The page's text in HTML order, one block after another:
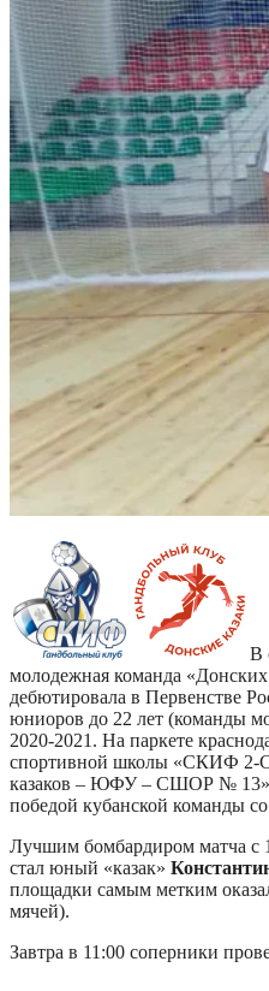
В
молодежная команда
дебютировала в Первенстве
юниоров до 22 лет (команды
2020-2021. На паркете
спортивной школы «СКИФ 2-
казаков – ЮФУ – СШОР № 13».
победой кубанской команды
Лучшим бомбардиром матча
стал юный «казак»
площадки самым метким
мячей).
Завтра в 11:00 соперники